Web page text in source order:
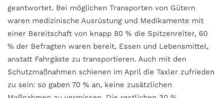
geantwortet. Bei möglichen Transporten von Gütern
waren medizinische Ausrüstung und Medikamente mit
einer Bereitschaft von knapp 80 % die Spitzenreiter, 60
% der Befragten waren bereit, Essen und Lebensmittel,
anstatt Fahrgäste zu transportieren. Auch mit den
Schutzmaßnahmen schienen im April die Taxler zufrieden
zu sein: so gaben 70 % an, keine zusätzlichen